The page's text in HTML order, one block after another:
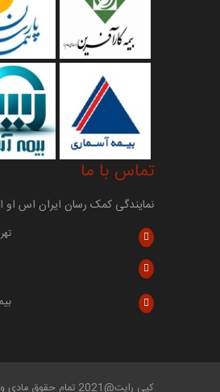
تماس با ما
نمایندگی کمک رسان ایران اس
کپی رایت@2021 تمام حقوق مادی و معنوی این سایت متعلق به سایت فارسی میتینگ میباشد